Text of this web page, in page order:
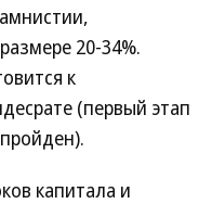
20-34%.
к
(первый этап
капитала и